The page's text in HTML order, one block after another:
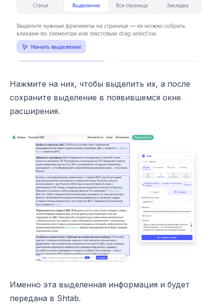
Нажмите на них, чтобы выделить их, а после
сохраните выделение в появившемся окне
расширения.
Именно эта выделенная информация и будет
передана в Shtab.